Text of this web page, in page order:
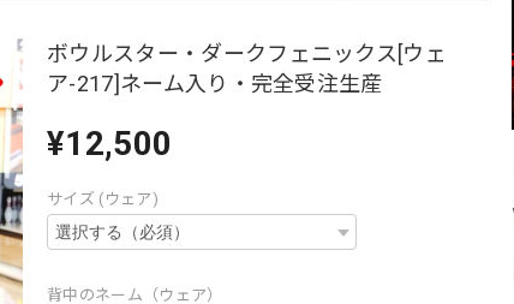
ボウルスター・ダークフェニックス[ウェ
ア-217]ネーム入り・完全受注生産
¥12,500
サイズ (ウェア)
背中のネーム（ウェア）